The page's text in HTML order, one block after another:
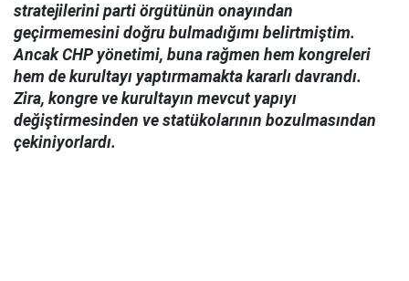
stratejilerini parti örgütünün onayından
geçirmemesini doğru bulmadığımı belirtmiştim.
Ancak CHP yönetimi, buna rağmen hem kongreleri
hem de kurultayı yaptırmamakta kararlı davrandı.
Zira, kongre ve kurultayın mevcut yapıyı
değiştirmesinden ve statükolarının bozulmasından
çekiniyorlardı.